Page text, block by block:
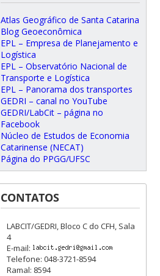
Atlas Geográfico de Santa Catarina
Blog Geoeconômica
EPL – Empresa de Planejamento e
Logística
EPL – Observatório Nacional de
Transporte e Logística
EPL – Panorama dos transportes
GEDRI – canal no YouTube
GEDRI/LabCit – página no
Facebook
Núcleo de Estudos de Economia
Catarinense (NECAT)
Página do PPGG/UFSC
CONTATOS
LABCIT/GEDRI, Bloco C do CFH, Sala
4
E-mail:
Telefone: 048-3721-8594
Ramal: 8594